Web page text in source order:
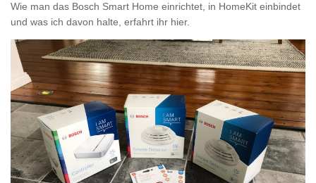
Wie man das Bosch Smart Home einrichtet, in HomeKit einbindet
und was ich davon halte, erfahrt ihr hier.